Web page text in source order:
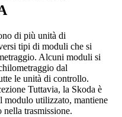
di più unità di
tipi di moduli che si
Alcuni moduli si
dal
le unità di controllo.
Tuttavia, la Skoda è
modulo utilizzato, mantiene
trasmissione.